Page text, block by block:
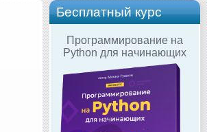
Бесплатный курс
Программирование на
Python для начинающих